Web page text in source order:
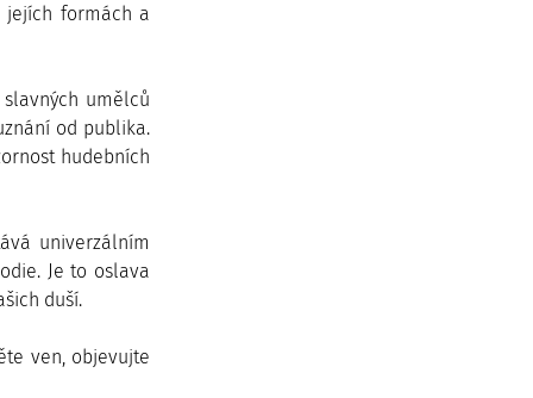
jejích formách a
slavných umělců
od publika.
hudebních
univerzálním
Je to oslava
duší.
ven, objevujte